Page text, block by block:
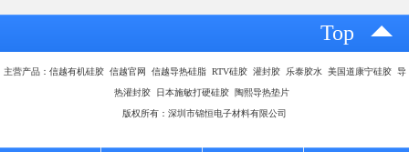
Top
主营产品：信越有机硅胶 信越官网 信越导热硅脂 RTV硅胶 灌封胶 乐泰胶水 美国道康宁硅胶 导
热灌封胶 日本施敏打硬硅胶 陶熙导热垫片
版权所有：深圳市锦恒电子材料有限公司